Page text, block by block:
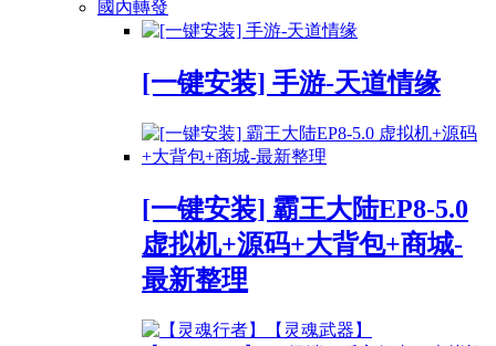
國內轉發
[一键安装] 手游-天道情缘
[一键安装] 霸王大陆EP8-5.0
虚拟机+源码+大背包+商城-
最新整理